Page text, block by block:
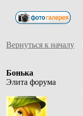
Вернуться к началу
Бонька
Элита форума